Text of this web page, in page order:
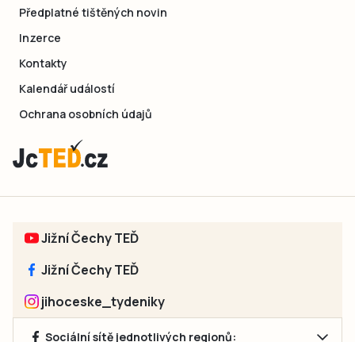
Předplatné tištěných novin
Inzerce
Kontakty
Kalendář událostí
Ochrana osobních údajů
Jižní Čechy TEĎ
Jižní Čechy TEĎ
jihoceske_tydeniky
Sociální sítě jednotlivých regionů: